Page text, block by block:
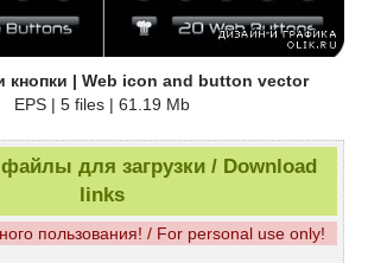
кнопки | Web icon and button vector
EPS | 5 files | 61.19 Mb
для загрузки / Download
links
пользования! / For personal use only!